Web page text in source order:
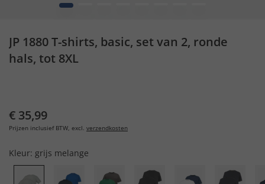
1
JP 1880 T-shirts, basic, set van 2, ronde
hals, tot 8XL
€ 35,99
Prijzen inclusief BTW, excl. verzendkosten
Kleur: grijs melange